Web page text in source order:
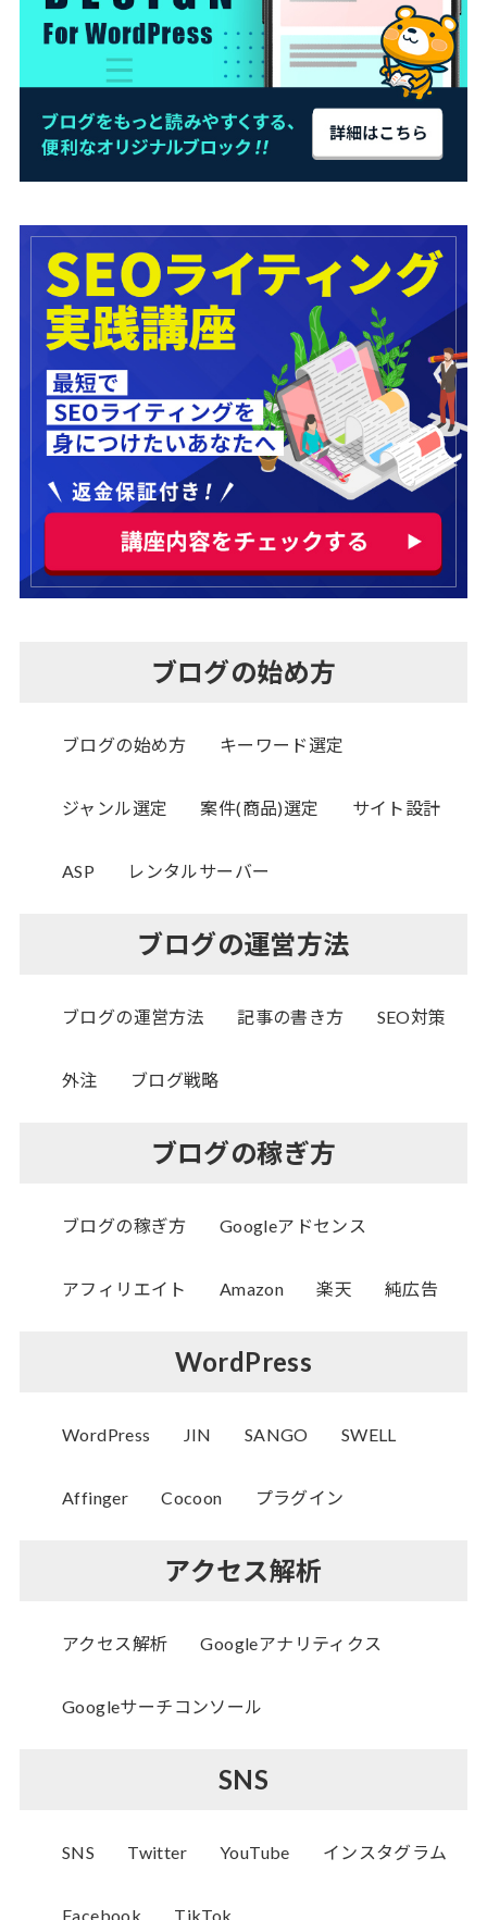
ブログの始め方
ブログの始め方 キーワード選定
ジャンル選定 案件(商品)選定 サイト設計
ASP レンタルサーバー
ブログの運営方法
ブログの運営方法 記事の書き方 SEO対策
外注 ブログ戦略
ブログの稼ぎ方
ブログの稼ぎ方 Googleアドセンス
アフィリエイト Amazon 楽天 純広告
WordPress
WordPress JIN SANGO SWELL
Affinger Cocoon プラグイン
アクセス解析
アクセス解析 Googleアナリティクス
Googleサーチコンソール
SNS
SNS Twitter YouTube インスタグラム
Facebook TikTok